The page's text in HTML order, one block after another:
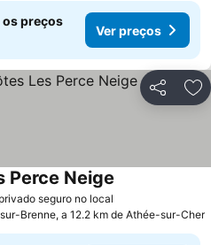
os preços
Ver preços
Partilhar
seguro no local
Perce Neige
Brenne, a 12.2 km de Athée-sur-Cher